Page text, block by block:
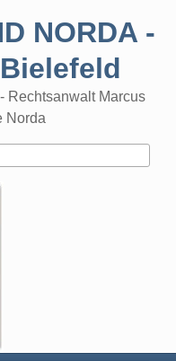
NORDA -
Rechtsanwalt Marcus
Norda